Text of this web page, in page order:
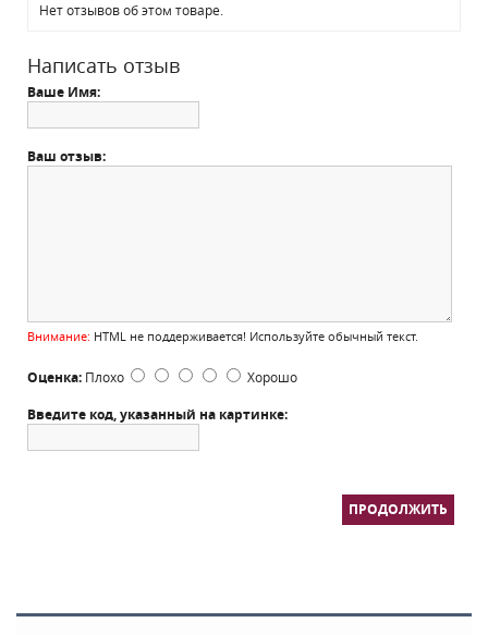
Нет отзывов об этом товаре.
Написать отзыв
Ваше Имя:
Ваш отзыв:
Внимание: HTML не поддерживается! Используйте обычный текст.
Оценка: Плохо Хорошо
Введите код, указанный на картинке:
ПРОДОЛЖИТЬ